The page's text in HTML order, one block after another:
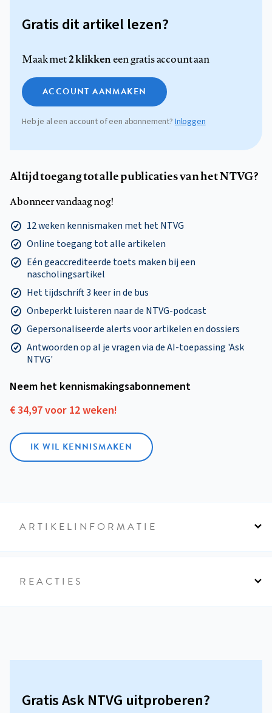
Gratis dit artikel lezen?
Maak met2 klikkeneen gratis account aan
ACCOUNT AANMAKEN
Heb je al een account of een abonnement? Inloggen
Altijd toegang tot alle publicaties van het NTVG?
Abonneer vandaag nog!
12 weken kennismaken met het NTVG
Online toegang tot alle artikelen
Eén geaccrediteerde toets maken bij een
nascholingsartikel
Het tijdschrift 3 keer in de bus
Onbeperkt luisteren naar de NTVG-podcast
Gepersonaliseerde alerts voor artikelen en dossiers
Antwoorden op al je vragen via de AI-toepassing 'Ask
NTVG'
Neem het kennismakings­abonnement
€ 34,97 voor 12 weken!
IK WIL KENNISMAKEN
ARTIKELINFORMATIE
REACTIES
Gratis Ask NTVG uitproberen?